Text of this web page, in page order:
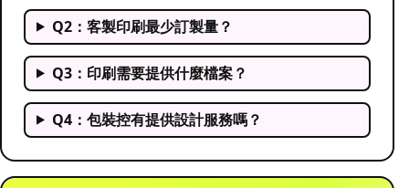
Q2：客製印刷最少訂製量？
Q3：印刷需要提供什麼檔案？
Q4：包裝控有提供設計服務嗎？